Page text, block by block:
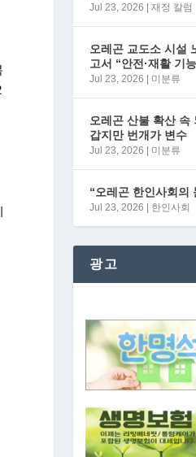
Jul 23, 2026 |재정 칼럼
오레곤 교도소 시설
고서 “안전·재활 기
Jul 23, 2026 미분류
오레곤 산불 확산
갑지만 번개가 변수
Jul 23, 2026 미분류
“오레곤 한인사회의
Jul 23, 2026 한인사회
광고